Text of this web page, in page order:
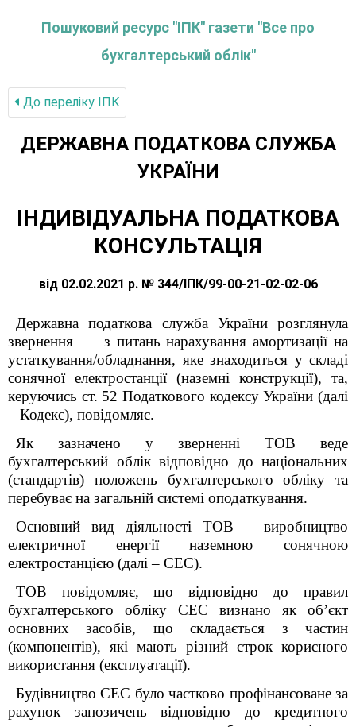
Пошуковий ресурс "ІПК" газети "Все про
бухгалтерський облік"
До переліку IПК
ДЕРЖАВНА ПОДАТКОВА СЛУЖБА
УКРАЇНИ
ІНДИВІДУАЛЬНА ПОДАТКОВА
КОНСУЛЬТАЦІЯ
від 02.02.2021 р. № 344/ІПК/99-00-21-02-02-06
Державна податкова служба України розглянула
звернення з питань нарахування амортизації на
устаткування/обладнання, яке знаходиться у складі
сонячної електростанції (наземні конструкції), та,
керуючись ст. 52 Податкового кодексу України (далі
– Кодекс), повідомляє.
Як зазначено у зверненні ТОВ веде
бухгалтерський облік відповідно до національних
(стандартів) положень бухгалтерського обліку та
перебуває на загальній системі оподаткування.
Основний вид діяльності ТОВ – виробництво
електричної енергії наземною сонячною
електростанцією (далі – СЕС).
ТОВ повідомляє, що відповідно до правил
бухгалтерського обліку СЕС визнано як об’єкт
основних засобів, що складається з частин
(компонентів), які мають різний строк корисного
використання (експлуатації).
Будівництво СЕС було частково профінансоване за
рахунок запозичень відповідно до кредитного